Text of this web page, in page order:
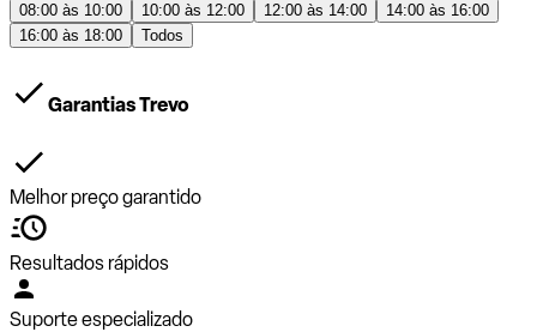
08:00 às 10:00 10:00 às 12:00 12:00 às 14:00
14:00 às 16:00
16:00 às 18:00
Todos
Garantias Trevo
Melhor preço garantido
Resultados rápidos
Suporte especializado